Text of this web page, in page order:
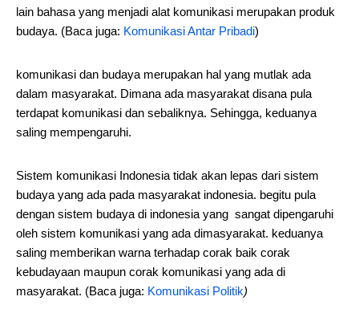
lain bahasa yang menjadi alat komunikasi merupakan produk
budaya. (Baca juga: Komunikasi Antar Pribadi)
komunikasi dan budaya merupakan hal yang mutlak ada
dalam masyarakat. Dimana ada masyarakat disana pula
terdapat komunikasi dan sebaliknya. Sehingga, keduanya
saling mempengaruhi.
Sistem komunikasi Indonesia tidak akan lepas dari sistem
budaya yang ada pada masyarakat indonesia. begitu pula
dengan sistem budaya di indonesia yang sangat dipengaruhi
oleh sistem komunikasi yang ada dimasyarakat. keduanya
saling memberikan warna terhadap corak baik corak
kebudayaan maupun corak komunikasi yang ada di
masyarakat. (Baca juga: Komunikasi Politik)